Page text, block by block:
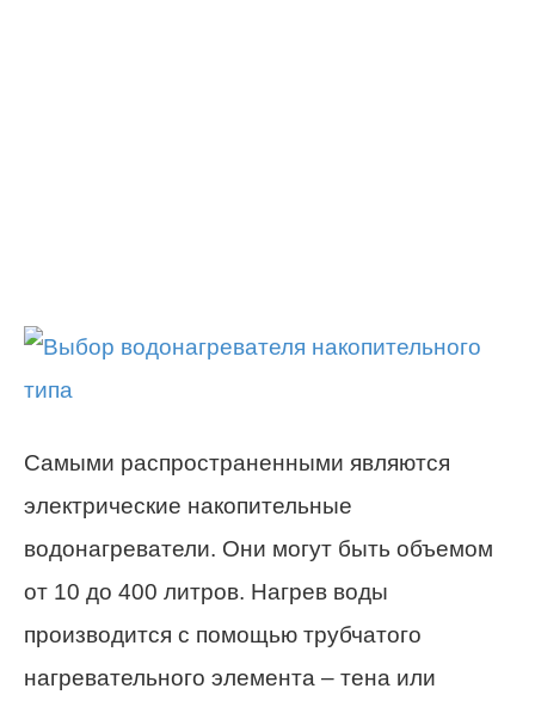
Самыми распространенными являются
электрические накопительные
водонагреватели. Они могут быть объемом
от 10 до 400 литров. Нагрев воды
производится с помощью трубчатого
нагревательного элемента – тена или